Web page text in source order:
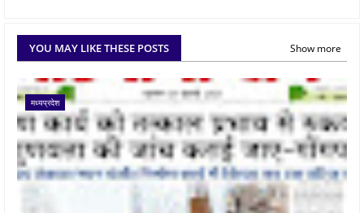
YOU MAY LIKE THESE POSTS Show more
मध्यप्रदेश